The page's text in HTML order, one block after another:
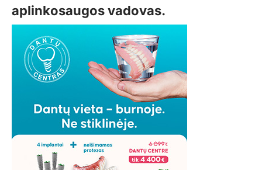
aplinkosaugos vadovas.